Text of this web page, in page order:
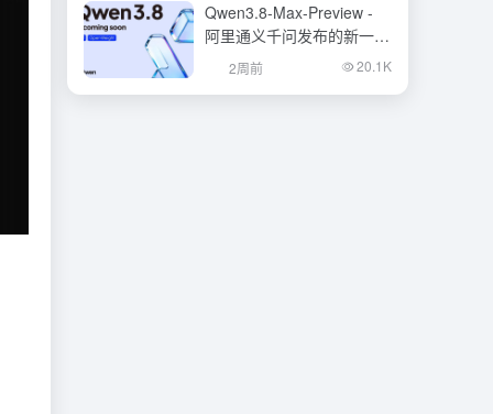
Qwen3.8-Max-Preview -
阿里通义千问发布的新一代
旗舰大模型
2周前 20.1K